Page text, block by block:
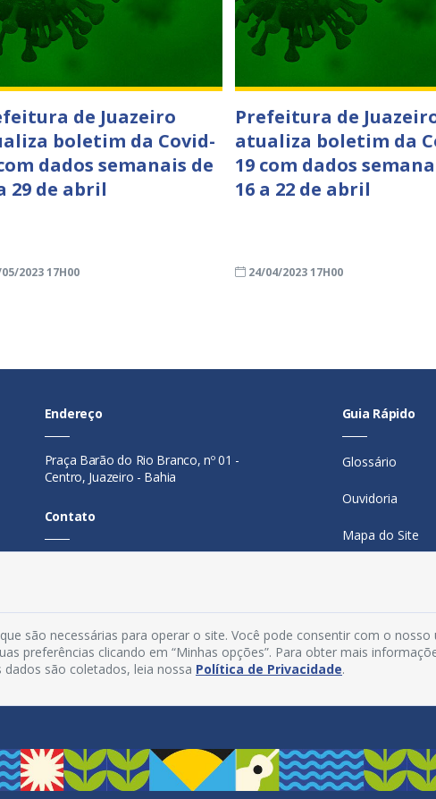
de Juazeiro
boletim da Covid-
dados semanais de
29 de abril
2023 17H00
Prefeitura de
atualiza boletim da
19 com dados
16 a 22 de abril
24/04/2023 17H00
Endereço
Praça Barão do Rio Branco, nº 01 -
Centro, Juazeiro - Bahia
Contato
Horário De Funcionamento
Segunda a sexta-feira, das 08h às
Guia Rápido
Glossário
Ouvidoria
Mapa do Site
Manual de
Política de
Acesso Interno
são necessárias para operar o site. Você pode consentir com o nosso
preferências clicando em “Minhas opções”. Para obter mais
são coletados, leia nossa Política de Privacidade.